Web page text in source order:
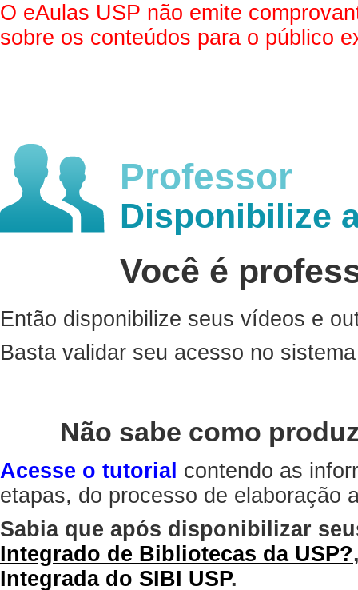
O eAulas USP não emite
sobre os conteúdos para o público
Professor
Disponibilize
Você é
Então disponibilize seus vídeos e
Basta validar seu acesso no
Não sabe como
Acesse o tutorial contendo as
etapas, do processo de elaboração
Sabia que após disponibilizar
Integrado de Bibliotecas da USP?
Integrada do SIBI USP.